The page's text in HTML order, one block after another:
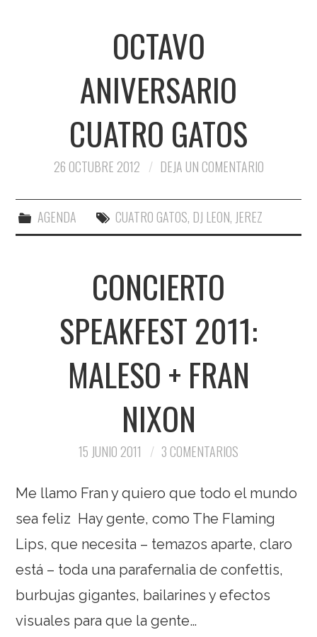
OCTAVO
ANIVERSARIO
CUATRO GATOS
26 OCTUBRE 2012 DEJA UN COMENTARIO
AGENDA CUATRO GATOS, DJ LEON, JEREZ
CONCIERTO
SPEAKFEST 2011:
MALESO + FRAN
NIXON
15 JUNIO 2011 3 COMENTARIOS
Me llamo Fran y quiero que todo el mundo
sea feliz Hay gente, como The Flaming
Lips, que necesita – temazos aparte, claro
está – toda una parafernalia de confettis,
burbujas gigantes, bailarines y efectos
visuales para que la gente…